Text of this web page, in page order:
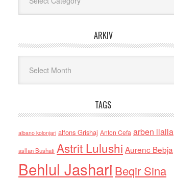
ARKIV
TAGS
albano kolonjari alfons Grishaj Anton Cefa arben llalla
asllan Bushati Astrit Lulushi Aurenc Bebja
Behlul Jashari Beqir Sina